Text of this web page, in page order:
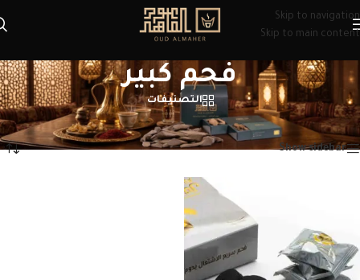
Skip to navigation
Skip to main content
فحم كبير
التصنيفات
الرئيسية/منتجات تحت الوسم “فحم كبير” عرض النتيجة الوحيدة
Show sidebar